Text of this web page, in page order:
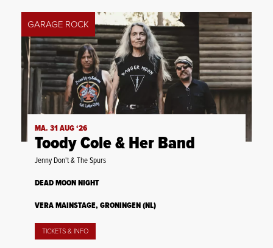
GARAGE ROCK
MA. 31 AUG ‘26
Toody Cole & Her Band
Jenny Don't & The Spurs
DEAD MOON NIGHT
VERA MAINSTAGE, GRONINGEN (NL)
TICKETS & INFO